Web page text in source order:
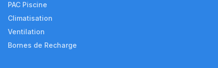
PAC Piscine
Climatisation
Ventilation
Bornes de Recharge